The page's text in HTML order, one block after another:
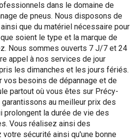
dans le domaine de
de pneus. Nous disposons de
que du matériel nécessaire pour
soient le type et la marque de
Nous sommes ouverts 7 J/7 et 24
appel à nos services de jour
les dimanches et les jours fériés.
vos besoins de dépannage et de
partout où vous êtes sur Précy-
au meilleur prix des
prolongent la durée de vie des
Vous réalisez ainsi des
sécurité ainsi qu'une bonne